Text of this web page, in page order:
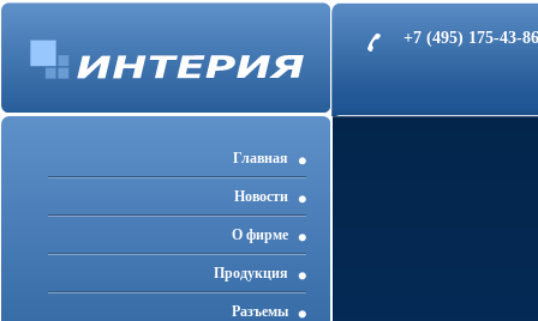
+7 (495) 175-43-
Главная
Новости
О фирме
Продукция
Разъемы